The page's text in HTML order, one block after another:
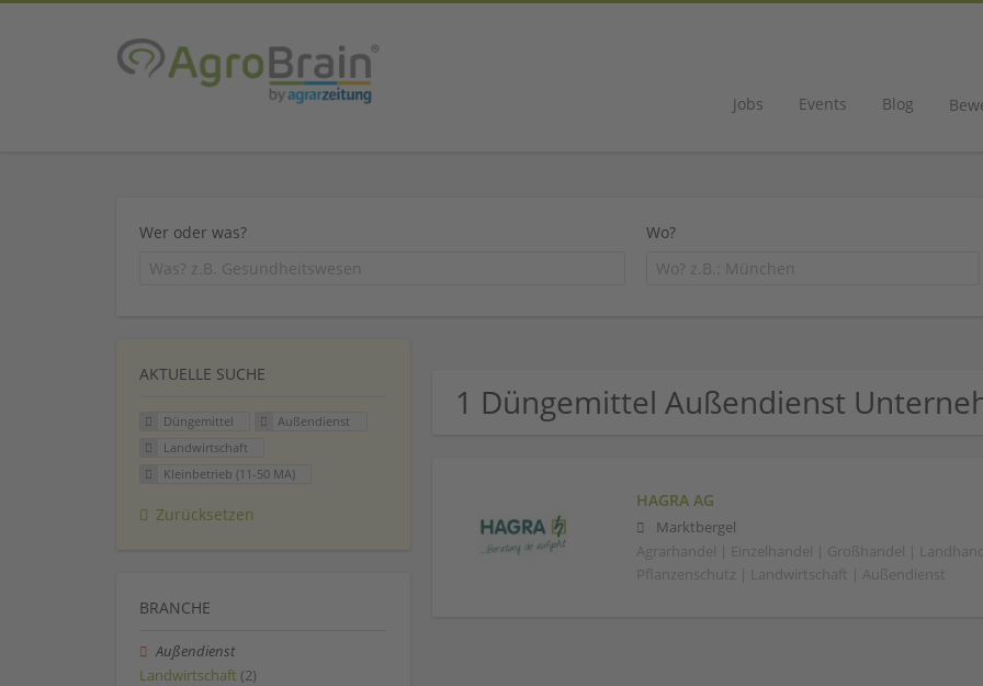
Jobs Events Blog
Wer oder was? Wo?
1 Düngemittel Außendienst
HAGRA AG
Marktbergel
Agrarhandel | Einzelhandel | Großhandel |
Pflanzenschutz | Landwirtschaft | Außendienst
AKTUELLE SUCHE
Düngemittel
Außendienst
Landwirtschaft
Kleinbetrieb (11-50 MA)
Zurücksetzen
BRANCHE
Außendienst
Landwirtschaft (2)